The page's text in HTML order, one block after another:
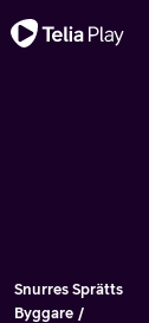
Snurres Sprätts
Byggare